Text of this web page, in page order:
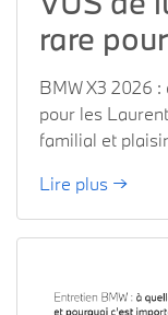
rare
BMW X3 2026
pour les
familial et
Lire plus →